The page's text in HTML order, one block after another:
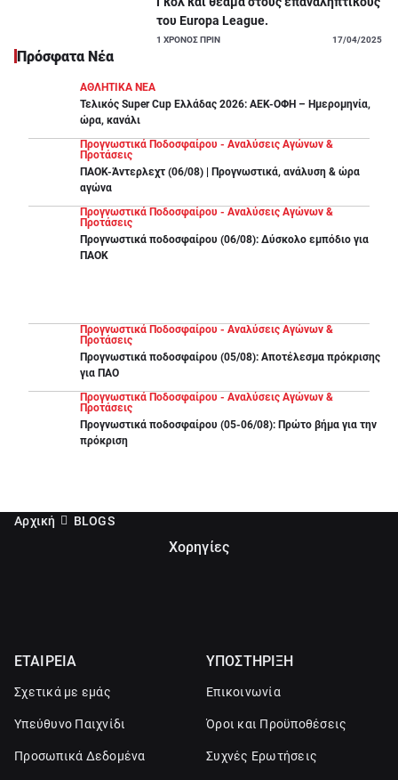
του Europa League.
1 ΧΡΟΝΟΣ ΠΡΙΝ 17/04/2025
Πρόσφατα Νέα
ΑΘΛΗΤΙΚΑ ΝΕΑ
Τελικός Super Cup Ελλάδας 2026: ΑΕΚ-ΟΦΗ – Ημερομηνία,
ώρα, κανάλι
Προγνωστικά Ποδοσφαίρου - Αναλύσεις Αγώνων &
Προτάσεις
ΠΑΟΚ-Άντερλεχτ (06/08) | Προγνωστικά, ανάλυση & ώρα
αγώνα
Προγνωστικά Ποδοσφαίρου - Αναλύσεις Αγώνων &
Προτάσεις
Προγνωστικά ποδοσφαίρου (06/08): Δύσκολο εμπόδιο για
ΠΑΟΚ
Προγνωστικά Ποδοσφαίρου - Αναλύσεις Αγώνων &
Προτάσεις
Προγνωστικά ποδοσφαίρου (05/08): Αποτέλεσμα πρόκρισης
για ΠΑΟ
Προγνωστικά Ποδοσφαίρου - Αναλύσεις Αγώνων &
Προτάσεις
Προγνωστικά ποδοσφαίρου (05-06/08): Πρώτο βήμα για την
πρόκριση
Αρχική BLOGS
Χορηγίες
ΕΤΑΙΡΕΙΑ
Σχετικά με εμάς
Υπεύθυνο Παιχνίδι
Προσωπικά Δεδομένα
ΥΠΟΣΤΗΡΙΞΗ
Επικοινωνία
Όροι και Προϋποθέσεις
Συχνές Ερωτήσεις